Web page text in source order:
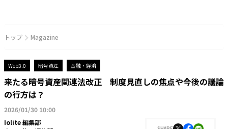
トップ Magazine
Web3.0 暗号資産 金融・経済
来たる暗号資産関連法改正 制度見直しの焦点や今後の議論
の行方は？
2026/01/30 10:00
Iolite 編集部